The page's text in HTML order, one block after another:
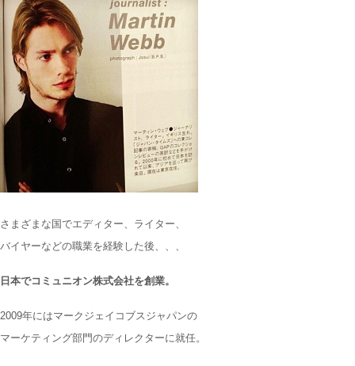
さまざまな国でエディター、ライター、
バイヤーなどの職業を経験した後、、、
日本でコミュニオン株式会社を創業。
2009年にはマークジェイコブスジャパンの
マーケティング部門のディレクターに就任。